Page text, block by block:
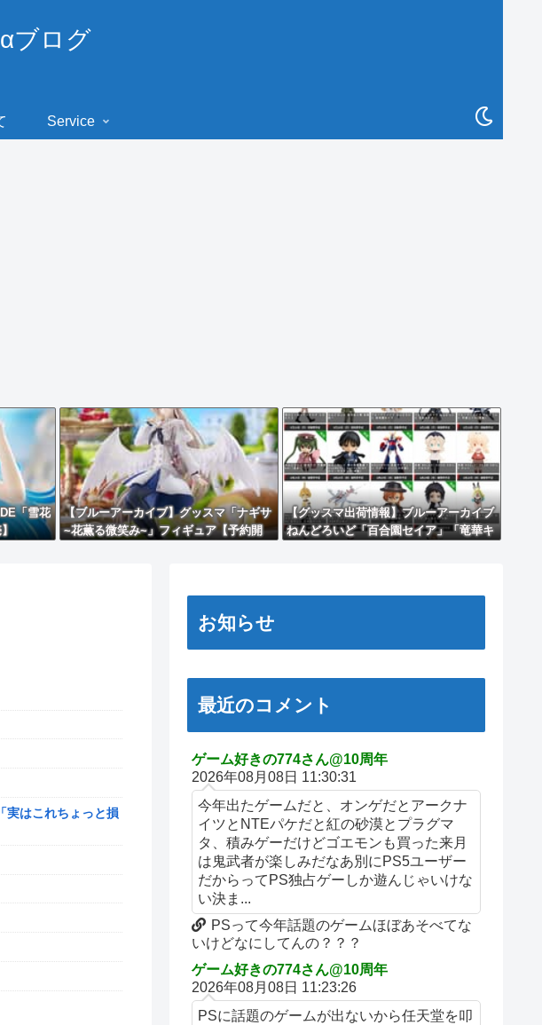
ブログ
Service
「雪花
】
【ブルーアーカイブ】グッスマ「ナギサ
~花薫る微笑み~」フィギュア【予約開
【グッスマ出荷情報】ブルーアーカイブ
ねんどろいど「百合園セイア」「竜華キ
実はこれちょっと損
お知らせ
最近のコメント
ゲーム好きの774さん@10周年
2026年08月08日 11:30:31
今年出たゲームだと、オンゲだとアークナ
イツとNTEパケだと紅の砂漠とプラグマ
タ、積みゲーだけどゴエモンも買った来月
は鬼武者が楽しみだなあ別にPS5ユーザー
だからってPS独占ゲーしか遊んじゃいけな
い決ま...
PSって今年話題のゲームほぼあそべてな
いけどなにしてんの？？？
ゲーム好きの774さん@10周年
2026年08月08日 11:23:26
PSに話題のゲームが出ないから任天堂を叩